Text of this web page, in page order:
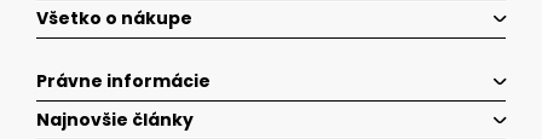
Všetko o nákupe
Právne informácie
Najnovšie články